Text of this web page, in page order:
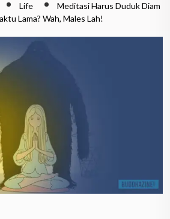
Life
Meditasi Harus Duduk Diam
Lama? Wah, Males Lah!